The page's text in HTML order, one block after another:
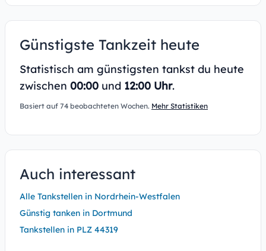
Günstigste Tankzeit heute
Statistisch am günstigsten tankst du heute
zwischen 00:00 und 12:00 Uhr.
Basiert auf 74 beobachteten Wochen. Mehr Statistiken
Auch interessant
Alle Tankstellen in Nordrhein-Westfalen
Günstig tanken in Dortmund
Tankstellen in PLZ 44319